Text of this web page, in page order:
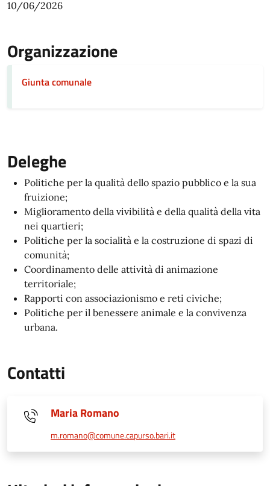
10/06/2026
Organizzazione
Giunta comunale
Deleghe
Politiche per la qualità dello spazio pubblico e la sua
fruizione;
Miglioramento della vivibilità e della qualità della vita
nei quartieri;
Politiche per la socialità e la costruzione di spazi di
comunità;
Coordinamento delle attività di animazione
territoriale;
Rapporti con associazionismo e reti civiche;
Politiche per il benessere animale e la convivenza
urbana.
Contatti
Maria Romano
m.romano@comune.capurso.bari.it